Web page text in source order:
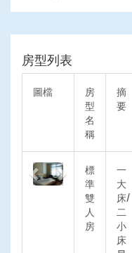
房型列表
圖檔
房
型
名
稱
摘
要
Previous
Next
標
準
雙
人
房
一
大
床/
二
小
床